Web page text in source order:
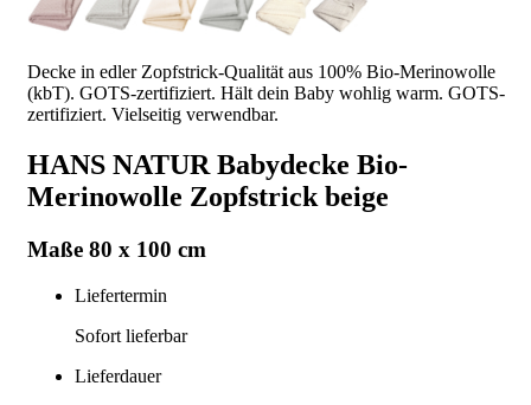
Decke in edler Zopfstrick-Qualität aus 100% Bio-Merinowolle
(kbT). GOTS-zertifiziert. Hält dein Baby wohlig warm. GOTS-
zertifiziert. Vielseitig verwendbar.
HANS NATUR Babydecke Bio-
Merinowolle Zopfstrick beige
Maße 80 x 100 cm
Liefertermin
Sofort lieferbar
Lieferdauer